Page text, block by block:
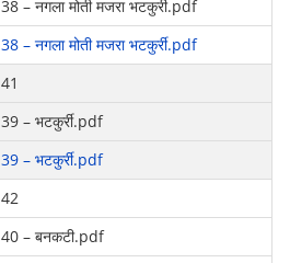
38 – नगला मोती मजरा भटकुर्री.pdf
38 – नगला मोती मजरा भटकुर्री.pdf
41
39 – भटकुर्री.pdf
39 – भटकुर्री.pdf
42
40 – बनकटी.pdf